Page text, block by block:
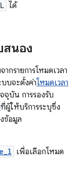
ได้
สนอง
กรายการโหมดเวลา
บบจะตั้งค่าโหมดเวลา
จุบัน การรองรับ
ที่ผู้ให้บริการระบุซึ่ง
ข้อมูล
เพื่อเลือกโหมด